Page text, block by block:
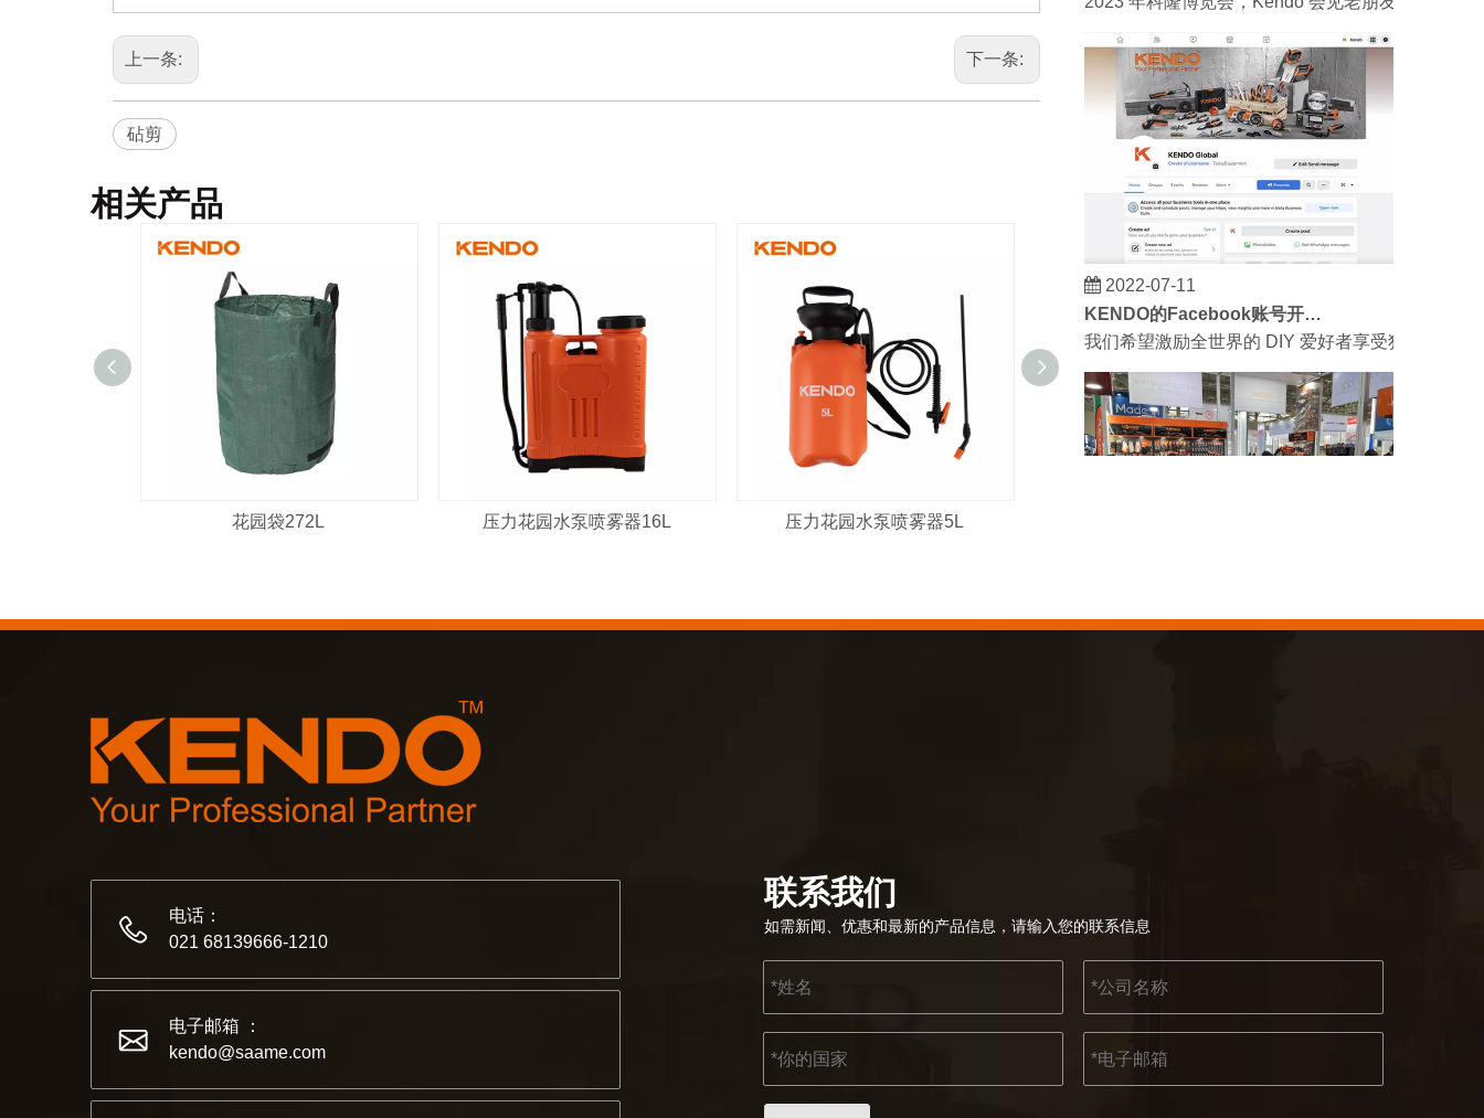
上一条: 下一条:
砧剪
相关产品
花园袋272L 压力花园水泵喷雾器16L 压力花园水泵喷雾器5L
2022-07-11
我们希望激励全世界的 DIY 爱好者享受独立承担
我们希望激励全世界的 DIY 爱好者享受独立承担
电话：
021 68139666-1210
电子邮箱 ：
kendo@saame.com
联系我们
如需新闻、优惠和最新的产品信息，请输入您的联系信息